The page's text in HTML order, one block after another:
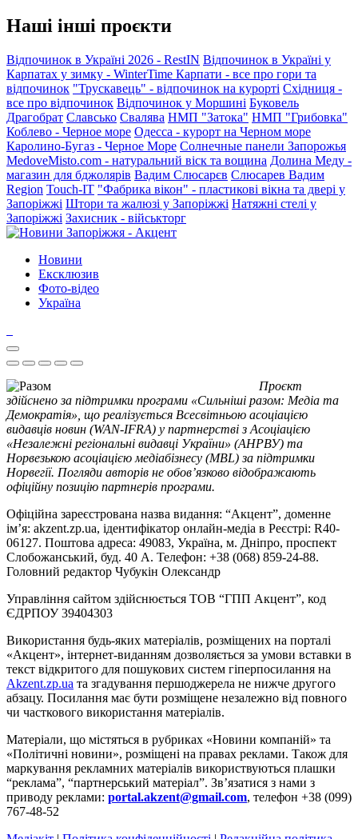
Наші інші проєкти
Відпочинок в Україні 2026 - RestIN Відпочинок в Україні у
Карпатах у зимку - WinterTime Карпати - все про гори та
відпочинок "Трускавець" - відпочинок на курорті Східниця -
все про відпочинок Відпочинок у Моршині Буковель
Драгобрат Славсько Свалява НМП "Затока" НМП "Грибовка"
Коблево - Черное море Одесса - курорт на Черном море
Каролино-Бугаз - Черное Море Солнечные панели Запорожья
MedoveMisto.com - натуральний віск та вощина Долина Меду -
магазин для бджолярів Вадим Слюсарєв Слюсарев Вадим
Region Touch-IT "Фабрика вікон" - пластикові вікна та двері у
Запоріжжі Штори та жалюзі у Запоріжжі Натяжні стелі у
Запоріжжі Захисник - військторг
Новини
Ексклюзив
Фото-відео
Україна
Проєкт
здійснено за підтримки програми «Сильніші разом: Медіа та
Демократія», що реалізується Всесвітньою асоціацією
видавців новин (WAN-IFRA) у партнерстві з Асоціацією
«Незалежні регіональні видавці України» (АНРВУ) та
Норвезькою асоціацією медіабізнесу (MBL) за підтримки
Норвегії. Погляди авторів не обов’язково відображають
офіційну позицію партнерів програми.
Офіційна зареєстрована назва видання: “Акцент”, доменне
ім’я: akzent.zp.ua, ідентифікатор онлайн-медіа в Реєстрі: R40-
06127. Поштова адреса: 49083, Україна, м. Дніпро, проспект
Слобожанський, буд. 40 А. Телефон: +38 (068) 859-24-88.
Головний редактор Чубукін Олександр
Управління сайтом здійснюється ТОВ “ГПП Акцент”, код
ЄДРПОУ 39404303
Використання будь-яких матеріалів, розміщених на порталі
«Акцент», інтернет-виданням дозволяється за умови вставки в
текст відкритого для пошукових систем гіперпосилання на
Akzent.zp.ua та згадування першоджерела не нижче другого
абзацу. Посилання має бути розміщене незалежно від повного
чи часткового використання матеріалів.
Матеріали, що містяться в рубриках «Новини компаній» та
«Політичні новини», розміщені на правах реклами. Також для
маркування рекламних матеріалів використвуються плашки
“реклама”, “партнерський матеріал”. Зв’язатися з нами з
приводу реклами: portal.akzent@gmail.com, телефон +38 (099)
767-48-52